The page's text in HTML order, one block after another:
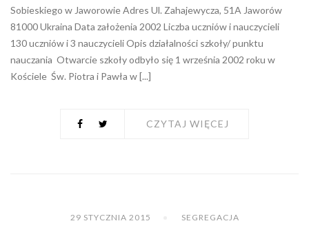
Sobieskiego w Jaworowie Adres Ul. Zahajewycza, 51A Jaworów
81000 Ukraina Data założenia 2002 Liczba uczniów i nauczycieli
130 uczniów i 3 nauczycieli Opis działalności szkoły/ punktu
nauczania Otwarcie szkoły odbyło się 1 września 2002 roku w
Kościele Św. Piotra i Pawła w [...]
CZYTAJ WIĘCEJ
29 STYCZNIA 2015 SEGREGACJA